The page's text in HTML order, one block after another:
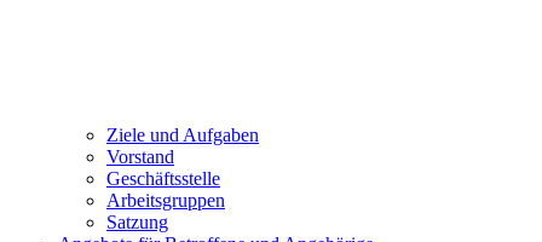
Ziele und Aufgaben
Vorstand
Geschäftsstelle
Arbeitsgruppen
Satzung